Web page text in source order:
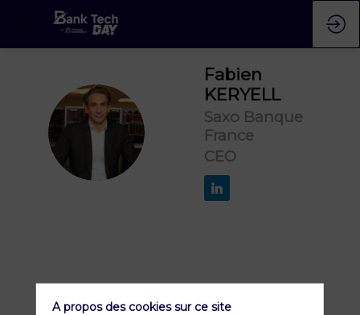
FK
Fabien
KERYELL
Saxo Banque
France
CEO
A propos des cookies sur ce site